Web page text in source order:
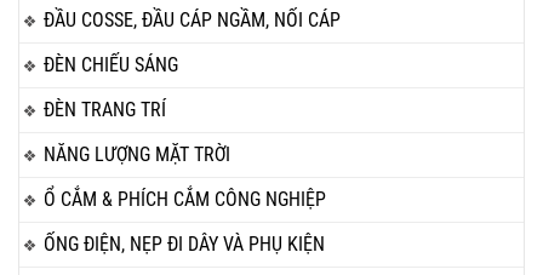
ĐẦU COSSE, ĐẦU CÁP NGẦM, NỐI CÁP
ĐÈN CHIẾU SÁNG
ĐÈN TRANG TRÍ
NĂNG LƯỢNG MẶT TRỜI
Ổ CẮM & PHÍCH CẮM CÔNG NGHIỆP
ỐNG ĐIỆN, NẸP ĐI DÂY VÀ PHỤ KIỆN